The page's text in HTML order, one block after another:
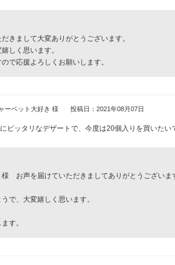
きまして大変ありがとうございます。
しく思います。
で応援よろしくお願いします。
ーベット大好き 様 投稿日：2021年08月07日
ピッタリなデザートで、今度は20個入りを買いたい
お声を届けていただきましてありがとうございま
で、大変嬉しく思います。
す。